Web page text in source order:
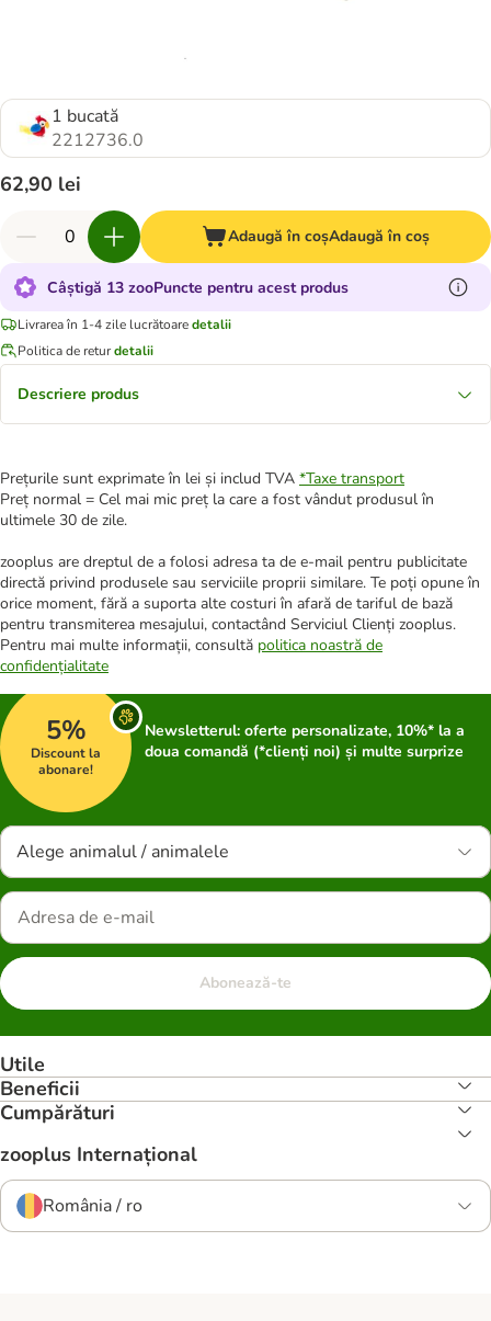
1 bucată
2212736.0
62,90 lei
Adaugă în coșAdaugă în coș
Câștigă 13 zooPuncte pentru acest produs
Livrarea în 1-4 zile lucrătoaredetalii
Politica de returdetalii
Descriere produs
Prețurile sunt exprimate în lei și includ TVA *Taxe transport
Preț normal = Cel mai mic preț la care a fost vândut produsul în
ultimele 30 de zile.
zooplus are dreptul de a folosi adresa ta de e-mail pentru publicitate
directă privind produsele sau serviciile proprii similare. Te poți opune în
orice moment, fără a suporta alte costuri în afară de tariful de bază
pentru transmiterea mesajului, contactând Serviciul Clienți zooplus.
Pentru mai multe informații, consultă politica noastră de
confidențialitate
5%
Discount la
abonare!
Newsletterul: oferte personalizate, 10%* la a
doua comandă (*clienți noi) și multe surprize
Alege animalul / animalele
Abonează-te
Utile
Beneficii
Cumpărături
zooplus Internațional
România / ro